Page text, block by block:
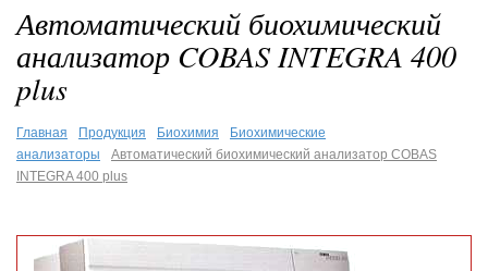
Автоматический биохимический
анализатор COBAS INTEGRA 400
plus
Главная Продукция Биохимия
Биохимические
анализаторы
Автоматический биохимический анализатор COBAS
INTEGRA 400 plus